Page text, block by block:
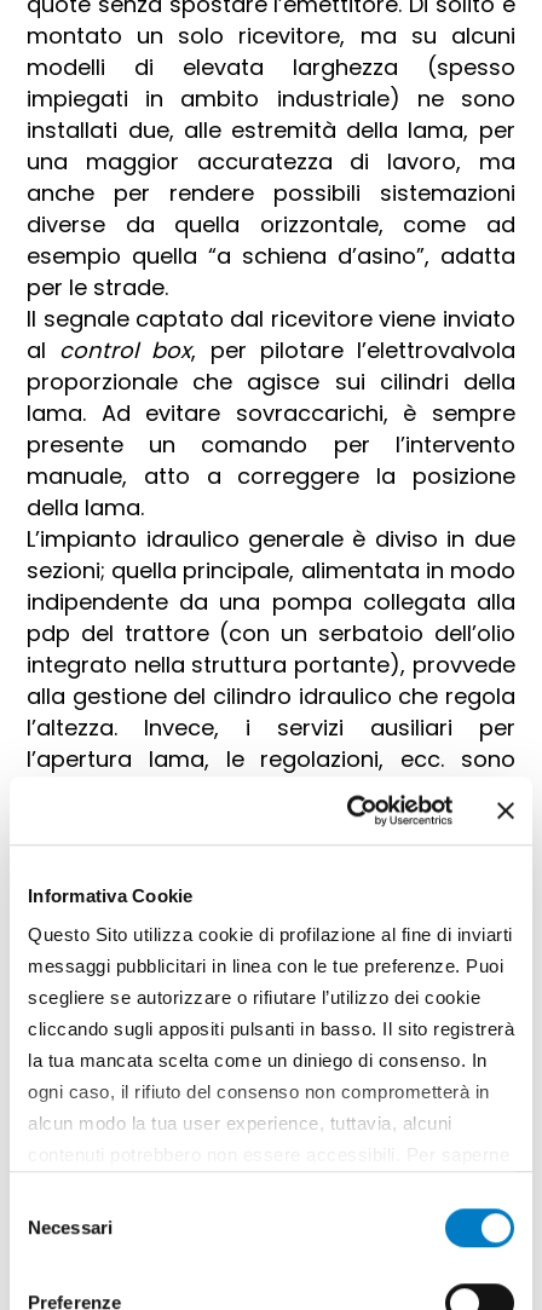
Informativa Cookie
Questo Sito utilizza cookie di profilazione al fine di inviarti
messaggi pubblicitari in linea con le tue preferenze. Puoi
scegliere se autorizzare o rifiutare l’utilizzo dei cookie
cliccando sugli appositi pulsanti in basso. Il sito registrerà
la tua mancata scelta come un diniego di consenso. In
ogni caso, il rifiuto del consenso non comprometterà in
alcun modo la tua user experience, tuttavia, alcuni
contenuti potrebbero non essere accessibili. Per saperne
all’utilizzo di tutti, o solamente di alcuni di essi, ti
delNecessari
Preferenze
montato un solo ricevitore, ma su alcuni
modelli di elevata larghezza (spesso
impiegati in ambito industriale) ne sono
installati due, alle estremità della lama, per
una maggior accuratezza di lavoro, ma
anche per rendere possibili sistemazioni
diverse da quella orizzontale, come ad
esempio quella “a schiena d’asino”, adatta
per le strade.
Il segnale captato dal ricevitore viene inviato
al control box, per pilotare l’elettrovalvola
proporzionale che agisce sui cilindri della
lama. Ad evitare sovraccarichi, è sempre
presente un comando per l’intervento
manuale, atto a correggere la posizione
della lama.
L’impianto idraulico generale è diviso in due
sezioni; quella principale, alimentata in modo
indipendente da una pompa collegata alla
pdp del trattore (con un serbatoio dell’olio
integrato nella struttura portante), provvede
alla gestione del cilindro idraulico che regola
l’altezza. Invece, i servizi ausiliari per
l’apertura lama, le regolazioni, ecc. sono
collegati ai distributori del trattore, anche se
non mancano esempi di circuito unico,
completamente indipendente dalla motrice.
Gallery